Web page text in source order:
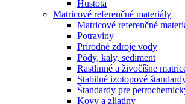
Hustota
Matricové referenčné materiály
Matricové referenčné
Potraviny
Prírodné zdroje vody
Pôdy, kaly, sediment
Rastlinné a živočíšne
Stabilné izotopové
Štandardy pre
Kovy a zliatiny